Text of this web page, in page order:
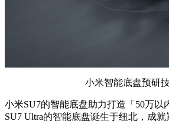
小米智能底盘预研
小米SU7的智能底盘助力打造「50万以
SU7 Ultra的智能底盘诞生于纽北，成